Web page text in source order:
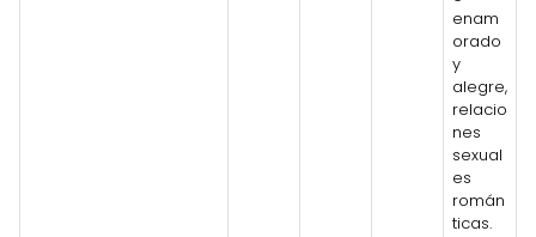
enam
orado
y
alegre,
relacio
nes
sexual
es
román
ticas.